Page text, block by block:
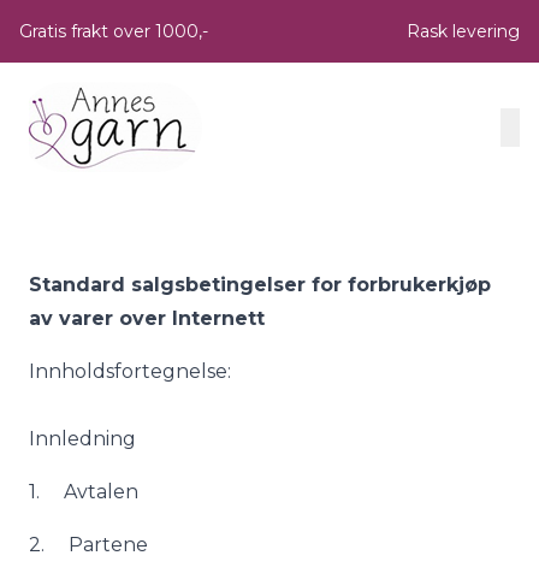
Gratis frakt over 1000,- Rask levering
Standard salgsbetingelser for forbrukerkjøp
av varer over Internett
Innholdsfortegnelse:
Innledning
1. Avtalen
2. Partene